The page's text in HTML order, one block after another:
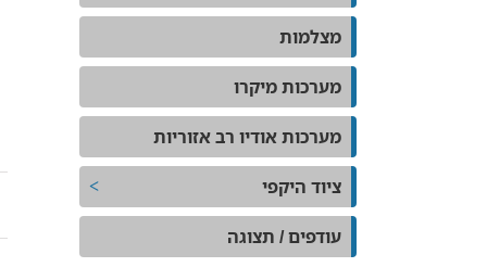
מצלמות
מערכות מיקרו
מערכות אודיו רב אזוריות
ציוד היקפי
עודפים / תצוגה